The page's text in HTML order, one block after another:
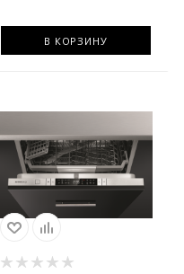
В КОРЗИНУ